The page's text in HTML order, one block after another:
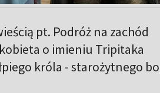
pt. Podróż na zachód
o imieniu Tripitaka
króla - starożytnego